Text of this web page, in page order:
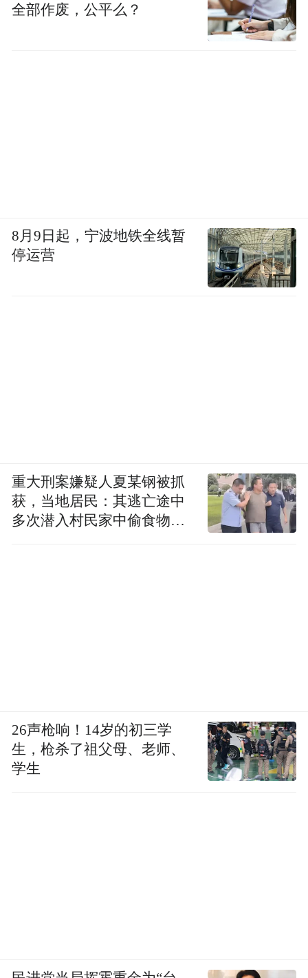
全部作废，公平么？
8月9日起，宁波地铁全线暂
停运营
重大刑案嫌疑人夏某钢被抓
获，当地居民：其逃亡途中
多次潜入村民家中偷食物被
26声枪响！14岁的初三学
生，枪杀了祖父母、老师、
学生